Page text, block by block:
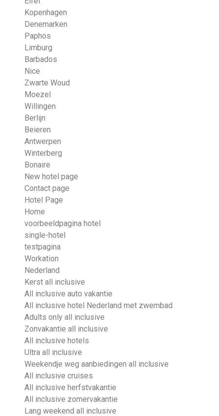
Kopenhagen
Denemarken
Paphos
Limburg
Barbados
Nice
Zwarte Woud
Moezel
Willingen
Berlijn
Beieren
Antwerpen
Winterberg
Bonaire
New hotel page
Contact page
Hotel Page
Home
voorbeeldpagina hotel
single-hotel
testpagina
Workation
Nederland
Kerst all inclusive
All inclusive auto vakantie
All inclusive hotel Nederland met zwembad
Adults only all inclusive
Zonvakantie all inclusive
All inclusive hotels
Ultra all inclusive
Weekendje weg aanbiedingen all inclusive
All inclusive cruises
All inclusive herfstvakantie
All inclusive zomervakantie
Lang weekend all inclusive